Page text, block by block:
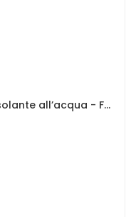
Impressa L'Isolante Fissativo isolante all’acqua - Formato in litri: 1 lt